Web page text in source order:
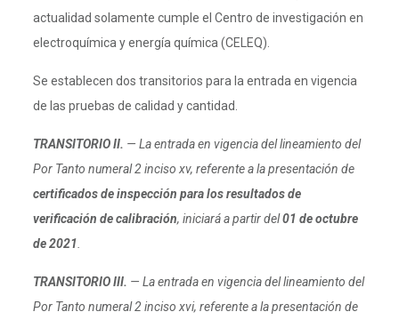
actualidad solamente cumple el Centro de investigación en
electroquímica y energía química (CELEQ).
Se establecen dos transitorios para la entrada en vigencia
de las pruebas de calidad y cantidad.
TRANSITORIO II. — La entrada en vigencia del lineamiento del
Por Tanto numeral 2 inciso xv, referente a la presentación de
certificados de inspección para los resultados de
verificación de calibración, iniciará a partir del01 de octubre
de 2021
TRANSITORIO III. — La entrada en vigencia del lineamiento del
Por Tanto numeral 2 inciso xvi, referente a la presentación de